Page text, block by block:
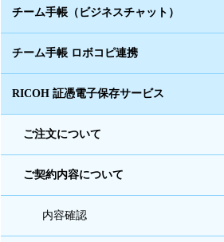
チーム手帳（ビジネスチャット）
チーム手帳 ロボコピ連携
RICOH 証憑電子保存サービス
ご注文について
ご契約内容について
内容確認